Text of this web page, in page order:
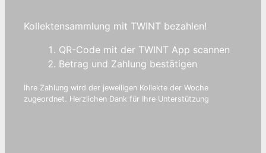
Kollektensammlung mit TWINT bezahlen!
QR-Code mit der TWINT App scannen
Betrag und Zahlung bestätigen
Ihre Zahlung wird der jeweiligen Kollekte der Woche
zugeordnet. Herzlichen Dank für Ihre Unterstützung